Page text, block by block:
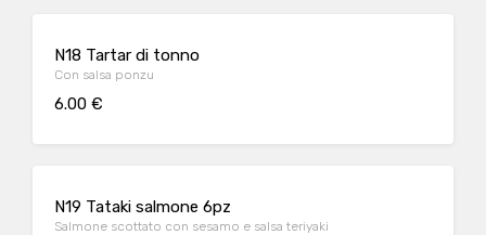
N18 Tartar di tonno
Con salsa ponzu
6.00 €
N19 Tataki salmone 6pz
Salmone scottato con sesamo e salsa teriyaki